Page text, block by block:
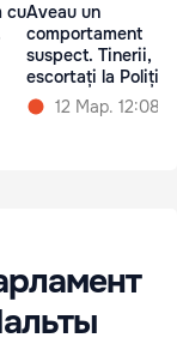
cuAveau un
comportament
suspect. Tinerii,
escortați la Poliție
12 Мар. 12:08